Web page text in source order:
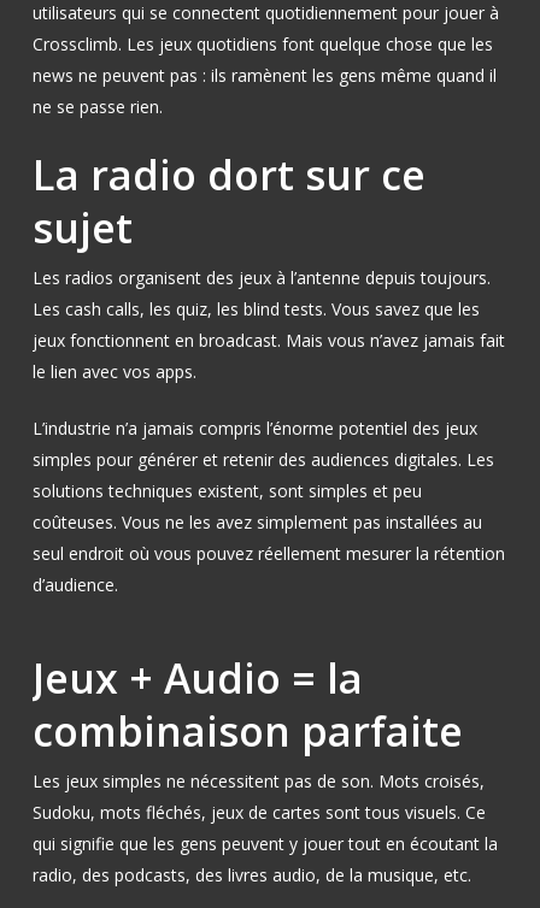
utilisateurs qui se connectent quotidiennement pour jouer à
Crossclimb. Les jeux quotidiens font quelque chose que les
news ne peuvent pas : ils ramènent les gens même quand il
ne se passe rien.
La radio dort sur ce
sujet
Les radios organisent des jeux à l’antenne depuis toujours.
Les cash calls, les quiz, les blind tests. Vous savez que les
jeux fonctionnent en broadcast. Mais vous n’avez jamais fait
le lien avec vos apps.
L’industrie n’a jamais compris l’énorme potentiel des jeux
simples pour générer et retenir des audiences digitales. Les
solutions techniques existent, sont simples et peu
coûteuses. Vous ne les avez simplement pas installées au
seul endroit où vous pouvez réellement mesurer la rétention
d’audience.
Jeux + Audio = la
combinaison parfaite
Les jeux simples ne nécessitent pas de son. Mots croisés,
Sudoku, mots fléchés, jeux de cartes sont tous visuels. Ce
qui signifie que les gens peuvent y jouer tout en écoutant la
radio, des podcasts, des livres audio, de la musique, etc.